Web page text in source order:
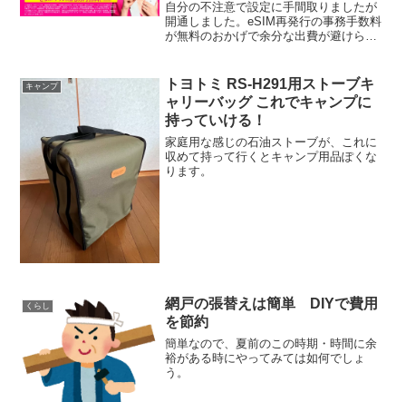
自分の不注意で設定に手間取りましたが
開通しました。eSIM再発行の事務手数料
が無料のおかげで余分な出費が避けられ
キャンプ
トヨトミ RS-H291用ストーブキ
ャリーバッグ これでキャンプに
持っていける！
家庭用な感じの石油ストーブが、これに
収めて持って行くとキャンプ用品ぽくな
ります。
くらし
網戸の張替えは簡単 DIYで費用
を節約
簡単なので、夏前のこの時期・時間に余
裕がある時にやってみては如何でしょ
う。